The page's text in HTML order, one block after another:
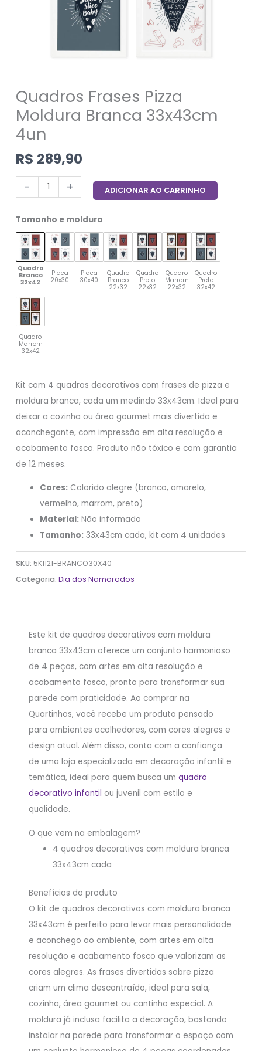
Quadros Frases Pizza
Moldura Branca 33x43cm
4un
R$ 289,90
- + ADICIONAR AO CARRINHO
Tamanho e moldura
Quadro
Branco
32x42
Placa
20x30
Placa
30x40
Quadro
Branco
22x32
Quadro
Preto
22x32
Quadro
Marrom
22x32
Quadro
Preto
32x42
Quadro
Marrom
32x42
Kit com 4 quadros decorativos com frases de pizza e
moldura branca, cada um medindo 33x43cm. Ideal para
deixar a cozinha ou área gourmet mais divertida e
aconchegante, com impressão em alta resolução e
acabamento fosco. Produto não tóxico e com garantia
de 12 meses.
Cores: Colorido alegre (branco, amarelo,
vermelho, marrom, preto)
Material: Não informado
Tamanho: 33x43cm cada, kit com 4 unidades
SKU: 5K1121-BRANCO30X40
Categoria:Dia dos Namorados
Este kit de quadros decorativos com moldura
branca 33x43cm oferece um conjunto harmonioso
de 4 peças, com artes em alta resolução e
acabamento fosco, pronto para transformar sua
parede com praticidade. Ao comprar na
Quartinhos, você recebe um produto pensado
para ambientes acolhedores, com cores alegres e
design atual. Além disso, conta com a confiança
de uma loja especializada em decoração infantil e
temática, ideal para quem busca um quadro
decorativo infantil ou juvenil com estilo e
qualidade.
O que vem na embalagem?
4 quadros decorativos com moldura branca
33x43cm cada
Benefícios do produto
O kit de quadros decorativos com moldura branca
33x43cm é perfeito para levar mais personalidade
e aconchego ao ambiente, com artes em alta
resolução e acabamento fosco que valorizam as
cores alegres. As frases divertidas sobre pizza
criam um clima descontraído, ideal para sala,
cozinha, área gourmet ou cantinho especial. A
moldura já inclusa facilita a decoração, bastando
instalar na parede para transformar o espaço com